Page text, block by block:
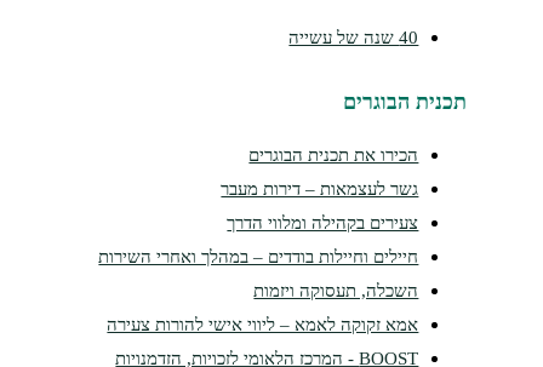
תכנית הבוגרים
הכירו את תכנית הבוגרים
גשר לעצמאות – דירות מעבר
צעירים בקהילה ומלווי הדרך
חיילים וחיילות בודדים – במהלך ואחרי השירות
השכלה, תעסוקה ויזמות
אמא זקוקה לאמא – ליווי אישי להורות צעירה
BOOST - המרכז הלאומי לזכויות, הזדמנויות